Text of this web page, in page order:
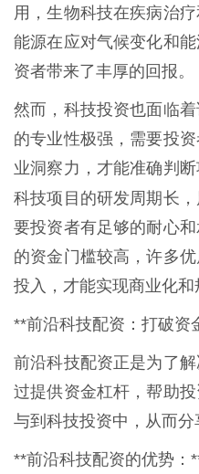
用，生物科技在疾病治
能源在应对气候变化和
资者带来了丰厚的回报。
然而，科技投资也面临
的专业性极强，需要投
业洞察力，才能准确判
科技项目的研发周期长，
要投资者有足够的耐心
的资金门槛较高，许多
投入，才能实现商业化和
**前沿科技配资：打破资
前沿科技配资正是为了
过提供资金杠杆，帮助
与到科技投资中，从而分
**前沿科技配资的优势：